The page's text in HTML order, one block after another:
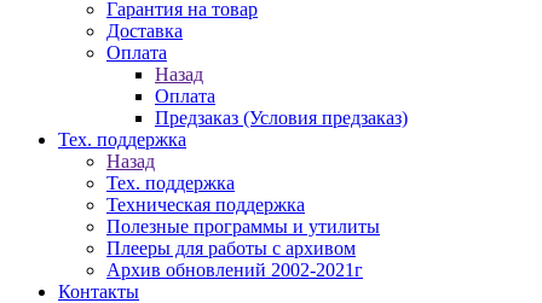
Гарантия на товар
Доставка
Оплата
Назад
Оплата
Предзаказ (Условия предзаказ)
Тех. поддержка
Назад
Тех. поддержка
Техническая поддержка
Полезные программы и утилиты
Плееры для работы с архивом
Архив обновлений 2002-2021г
Контакты